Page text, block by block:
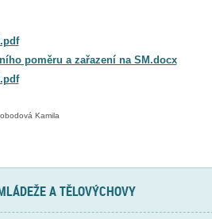
poměru a zařazení na SM.docx
Kamila
A TĚLOVÝCHOVY